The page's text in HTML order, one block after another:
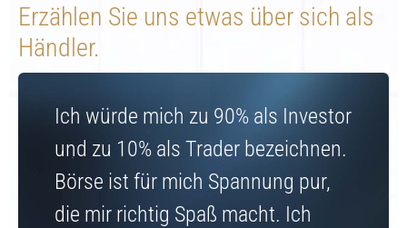
Erzählen Sie uns etwas über sich als
Händler.
Ich würde mich zu 90% als Investor
und zu 10% als Trader bezeichnen.
Börse ist für mich Spannung pur,
die mir richtig Spaß macht. Ich